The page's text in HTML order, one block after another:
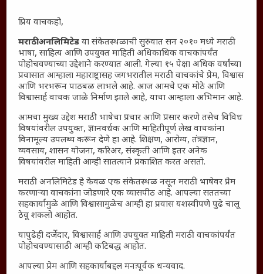
Polls Archive
Shop Unlimited
Thought For The Day
सामान्य आजारांवर गावठी उपाय – घरच्या घरी मिळवा प्राथमिक
आराम
आजच्या युगातील तरुण पिढी कुठे हरवली?
महाराष्ट्रातील किल्ल्यांचे महत्त्व : स्वराज्याच्या वैभवशाली इतिहासाचे
साक्षीदार
₹370 ची बिर्याणी” आणि हरवत चाललेली संवेदनशीलता : आजच्या
यश आणि आत्मविश्वास: स्वप्नांना वास्तवात बदलण्याची शक्ती
महाराष्ट्रातील बदलत्या हवामानाचा शेतीवर वाढता परिणाम:
शेतकऱ्यांसमोरील नवीन आव्हाने आणि संधी
महाराष्ट्र आणि संपूर्ण भारतातील शेतकऱ्यांना मान्सूनचे महत्त्व
‘कॉकरोच जनता पार्टी’ची वेबसाईट अचानक डाउन; सोशल
मीडियावर चर्चांना उधाण
प्रिय वाचकहो,
मराठी अनलिमिटेड या संकेतस्थळाची सुरुवात सन २०१० मध्ये मराठी
भाषा, साहित्य आणि उपयुक्त माहिती अधिकाधिक वाचकांपर्यंत
पोहोचवण्याच्या उद्देशाने करण्यात आली. गेल्या १५ पेक्षा अधिक वर्षांच्या
प्रवासात आम्हाला महाराष्ट्रासह जगभरातील मराठी वाचकांचे प्रेम, विश्वास
आणि भरभरून पाठबळ लाभले आहे. आज आमचे एक मोठे आणि
विश्वासार्ह वाचक जाळे निर्माण झाले आहे, याचा आम्हाला अभिमान आहे.
आमचा मुख्य उद्देश मराठी भाषेचा प्रचार आणि प्रसार करणे तसेच विविध
विषयांवरील उपयुक्त, ज्ञानवर्धक आणि माहितीपूर्ण लेख वाचकांना
विनामूल्य उपलब्ध करून देणे हा आहे. शिक्षण, आरोग्य, तंत्रज्ञान,
व्यवसाय, शासन योजना, करिअर, संस्कृती आणि इतर अनेक
विषयांवरील माहिती आम्ही सातत्याने प्रकाशित करत असतो.
मराठी अनलिमिटेड हे केवळ एक संकेतस्थळ नसून मराठी भाषेवर प्रेम
करणाऱ्या वाचकांना जोडणारे एक व्यासपीठ आहे. आपल्या सततच्या
सहकार्यामुळे आणि विश्वासामुळेच आम्ही हा प्रवास यशस्वीपणे पुढे चालू
ठेवू शकलो आहोत.
यापुढेही दर्जेदार, विश्वासार्ह आणि उपयुक्त माहिती मराठी वाचकांपर्यंत
पोहोचवण्यासाठी आम्ही कटिबद्ध आहोत.
आपल्या प्रेम आणि सहकार्याबद्दल मनःपूर्वक धन्यवाद.